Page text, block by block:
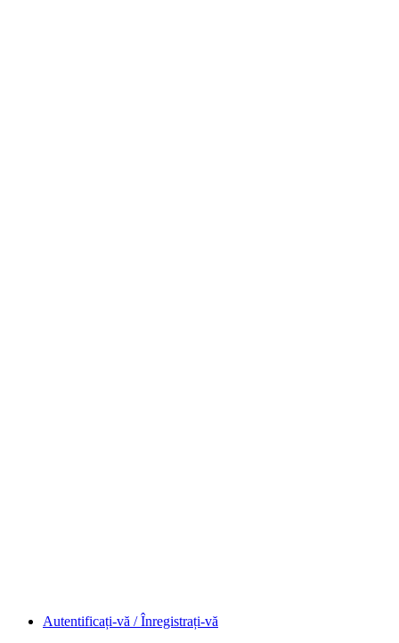
Autentificați-vă / Înregistrați-vă